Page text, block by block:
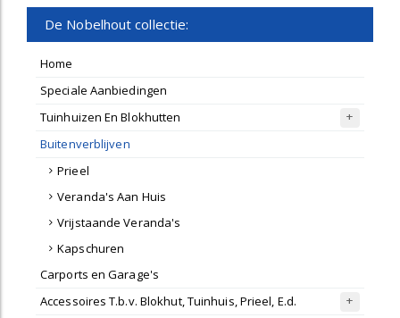
De Nobelhout collectie:
Home
Speciale Aanbiedingen
Tuinhuizen En Blokhutten
Buitenverblijven
Prieel
Veranda's Aan Huis
Vrijstaande Veranda's
Kapschuren
Carports en Garage's
Accessoires T.b.v. Blokhut, Tuinhuis, Prieel, E.d.